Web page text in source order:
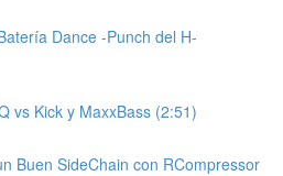
Dance -Punch del H-
vs Kick y MaxxBass (2:51)
Buen SideChain con RCompressor